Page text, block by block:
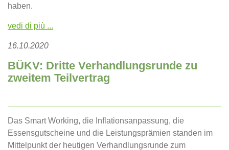
haben.
vedi di più ...
16.10.2020
BÜKV: Dritte Verhandlungsrunde zu
zweitem Teilvertrag
Das Smart Working, die Inflationsanpassung, die
Essensgutscheine und die Leistungsprämien standen im
Mittelpunkt der heutigen Verhandlungsrunde zum